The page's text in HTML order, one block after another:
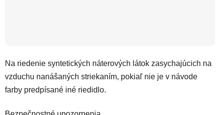
Na riedenie syntetických náterových látok zasychajúcich na
vzduchu nanášaných striekaním, pokiaľ nie je v návode
farby predpísané iné riedidlo.